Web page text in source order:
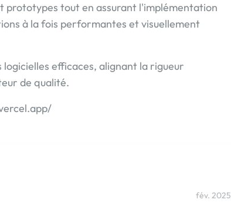
prototypes tout en assurant l'implémentation
à la fois performantes et visuellement
efficaces, alignant la rigueur
de qualité.
fév. 2025